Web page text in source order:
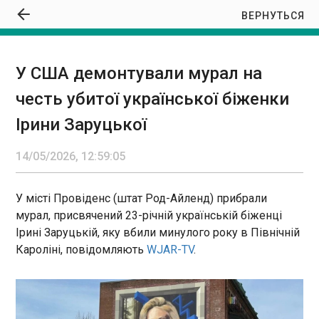
У США демонтували мурал на честь убитої
української біженки Ірини Заруцької
ЧИТАТЬ
консульського офісу в Гренландії
ВЕРНУТЬСЯ
У США демонтували мурал на
честь убитої української біженки
Ірини Заруцької
14/05/2026, 12:59:05
У місті Провіденс (штат Род-Айленд) прибрали
мурал, присвячений 23-річній українській біженці
Ірині Заруцькій, яку вбили минулого року в Північній
Кароліні, повідомляютьWJAR-TV.